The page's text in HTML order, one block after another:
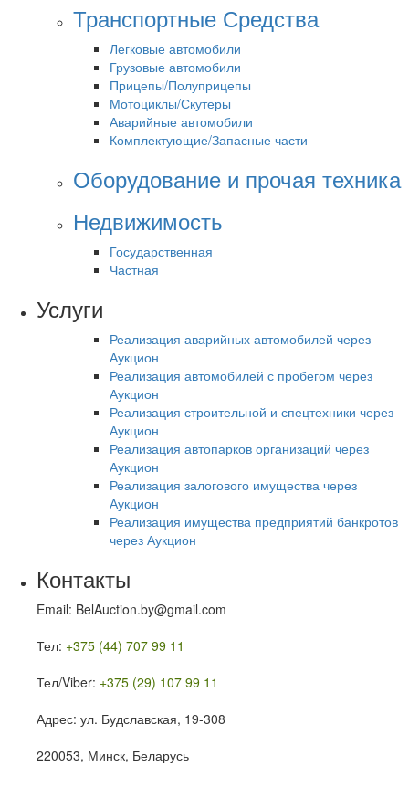
Транспортные Средства
Легковые автомобили
Грузовые автомобили
Прицепы/Полуприцепы
Мотоциклы/Скутеры
Аварийные автомобили
Комплектующие/Запасные части
Оборудование и прочая техника
Недвижимость
Государственная
Частная
Услуги
Реализация аварийных автомобилей через
Аукцион
Реализация автомобилей с пробегом через
Аукцион
Реализация строительной и спецтехники через
Аукцион
Реализация автопарков организаций через
Аукцион
Реализация залогового имущества через
Аукцион
Реализация имущества предприятий банкротов
через Аукцион
Контакты
Email: BelAuction.by@gmail.com
Тел: +375 (44) 707 99 11
Тел/Viber: +375 (29) 107 99 11
Адрес: ул. Будславская, 19-308
220053, Минск, Беларусь